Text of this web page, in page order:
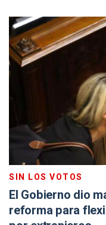
SIN LOS VOTOS
El Gobierno dio
reforma para